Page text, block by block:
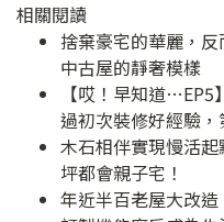
相關閱讀
捨棄豪宅的華麗，
中古屋的靜奢模樣
【哎！早知道
過初次裝修好經驗
木石相伴實現慢活
坪都會親子宅！
年近半百老屋大改造